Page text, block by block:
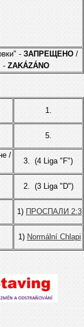
- ЗАПPЕЩЕНO /
- ZAKÁZÁNO
1.
5.
/
3. (4 Liga "F")
2. (3 Liga "D")
1) ПРОСПАЛИ 2:3
1) Normální Chlapi